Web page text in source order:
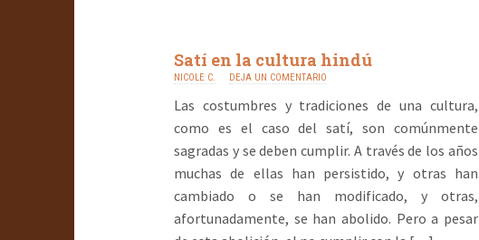
Satí en la cultura hindú
NICOLE C. DEJA UN COMENTARIO
Las costumbres y tradiciones de una cultura,
como es el caso del satí, son comúnmente
sagradas y se deben cumplir. A través de los años
muchas de ellas han persistido, y otras han
cambiado o se han modificado, y otras,
afortunadamente, se han abolido. Pero a pesar